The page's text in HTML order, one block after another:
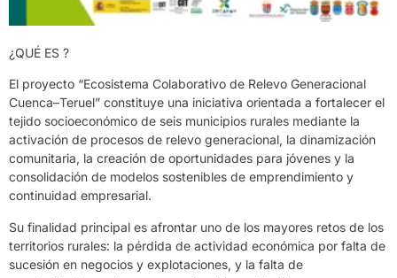
¿QUÉ ES ?
El proyecto “Ecosistema Colaborativo de Relevo Generacional
Cuenca–Teruel” constituye una iniciativa orientada a fortalecer el
tejido socioeconómico de seis municipios rurales mediante la
activación de procesos de relevo generacional, la dinamización
comunitaria, la creación de oportunidades para jóvenes y la
consolidación de modelos sostenibles de emprendimiento y
continuidad empresarial.
Su finalidad principal es afrontar uno de los mayores retos de los
territorios rurales: la pérdida de actividad económica por falta de
sucesión en negocios y explotaciones, y la falta de